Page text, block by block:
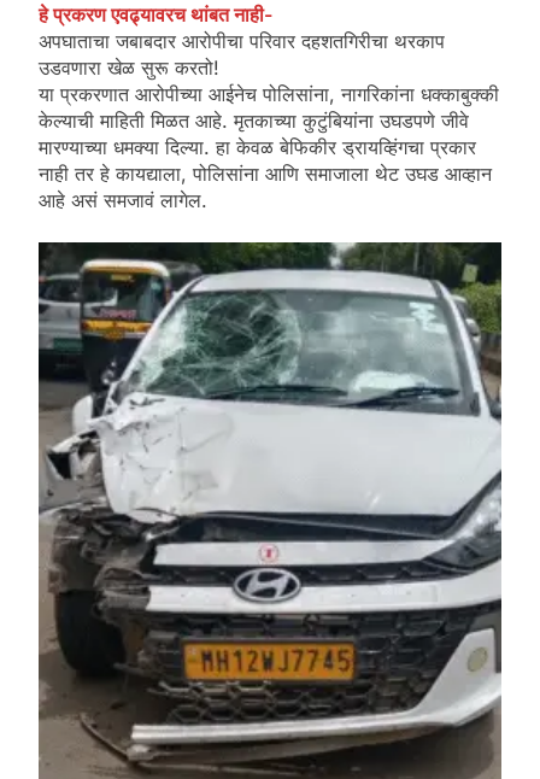
हे प्रकरण एवढ्यावरच थांबत नाही-
अपघाताचा जबाबदार आरोपीचा परिवार दहशतगिरीचा थरकाप
उडवणारा खेळ सुरू करतो!
या प्रकरणात आरोपीच्या आईनेच पोलिसांना, नागरिकांना धक्काबुक्की
केल्याची माहिती मिळत आहे. मृतकाच्या कुटुंबियांना उघडपणे जीवे
मारण्याच्या धमक्या दिल्या. हा केवळ बेफिकीर ड्रायव्हिंगचा प्रकार
नाही तर हे कायद्याला, पोलिसांना आणि समाजाला थेट उघड आव्हान
आहे असं समजावं लागेल.